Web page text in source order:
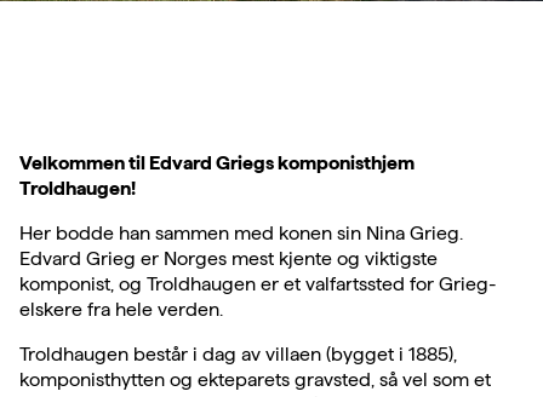
Velkommen til Edvard Griegs komponisthjem
Troldhaugen!
Her bodde han sammen med konen sin Nina Grieg.
Edvard Grieg er Norges mest kjente og viktigste
komponist, og Troldhaugen er et valfartssted for Grieg-
elskere fra hele verden.
Troldhaugen består i dag av villaen (bygget i 1885),
komponisthytten og ekteparets gravsted, så vel som et